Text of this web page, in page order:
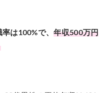
率は100%で、年収500万円